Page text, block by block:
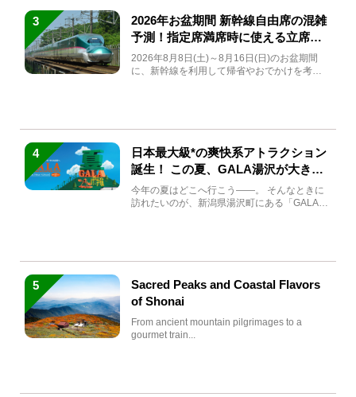
3
2026年お盆期間 新幹線自由席の混雑
予測！指定席満席時に使える立席特
急券も解説
2026年8月8日(土)～8月16日(日)のお盆期間
に、新幹線を利用して帰省やおでかけを考え
4
日本最大級*の爽快系アトラクション
誕生！ この夏、GALA湯沢が大きく
生まれ変わる
今年の夏はどこへ行こう――。 そんなときに
訪れたいのが、新潟県湯沢町にある「GALA湯
5
Sacred Peaks and Coastal Flavors
of Shonai
From ancient mountain pilgrimages to a
gourmet train...